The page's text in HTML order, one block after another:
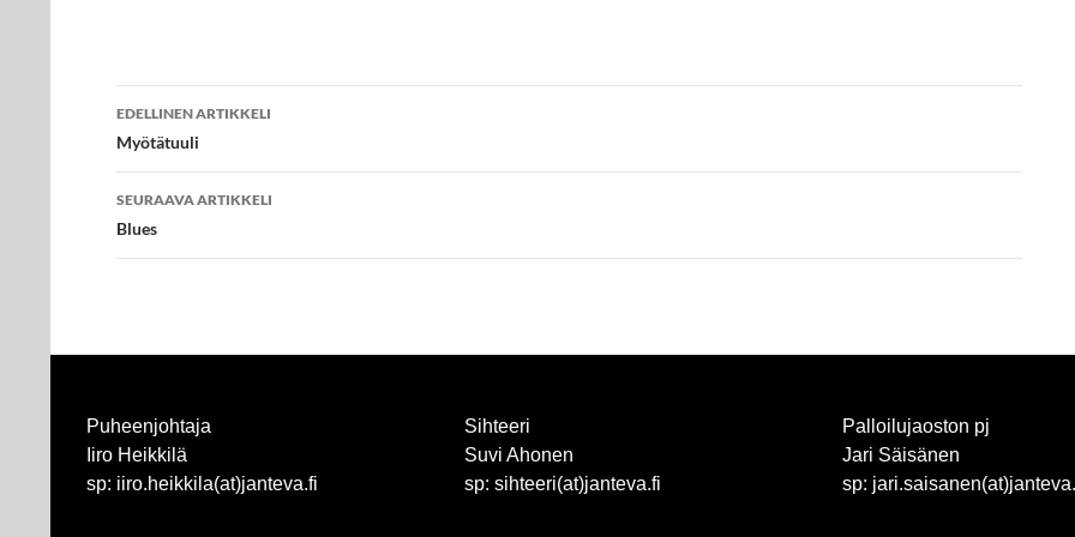
Artikkelien
selaus
EDELLINEN ARTIKKELI
Myötätuuli
SEURAAVA ARTIKKELI
Blues
Puheenjohtaja
Iiro Heikkilä
sp: iiro.heikkila(at)janteva.fi
Sihteeri
Suvi Ahonen
sp: sihteeri(at)janteva.fi
Palloilujaoston pj
Jari Säisänen
sp: